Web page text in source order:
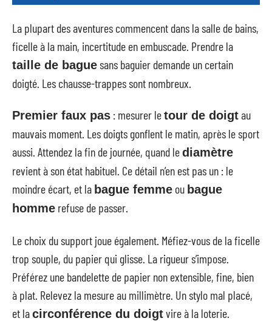
La plupart des aventures commencent dans la salle de bains,
ficelle à la main, incertitude en embuscade. Prendre la
taille de baguesans baguier demande un certain
doigté. Les chausse-trappes sont nombreux.
Premier faux pas : mesurer letour de doigtau
mauvais moment. Les doigts gonflent le matin, après le sport
aussi. Attendez la fin de journée, quand lediamètre
revient à son état habituel. Ce détail n’en est pas un : le
moindre écart, et la bague femme ou bague
homme refuse de passer.
Le choix du support joue également. Méfiez-vous de la ficelle
trop souple, du papier qui glisse. La rigueur s’impose.
Préférez une bandelette de papier non extensible, fine, bien
à plat. Relevez la mesure au millimètre. Un stylo mal placé,
et lacirconférence du doigtvire à la loterie.